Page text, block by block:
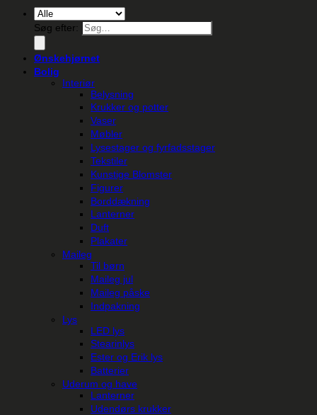
Søg efter:
Ønskehjørnet
Bolig
Interiør
Belysning
Krukker og potter
Vaser
Møbler
Lysestager og fyrfadsstager
Tekstiler
Kunstige Blomster
Figurer
Borddækning
Lanterner
Duft
Plakater
Maileg
Til børn
Maileg jul
Maileg påske
Indpakning
Lys
LED lys
Stearinlys
Ester og Erik lys
Batterier
Uderum og have
Lanterner
Udendørs krukker